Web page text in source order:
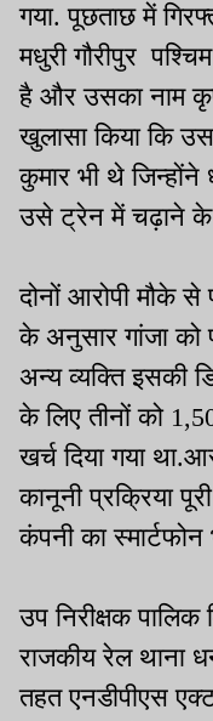
गया. पूछताछ में
मधुरी गौरीपुर
है और उसका नाम
खुलासा किया कि
कुमार भी थे
उसे ट्रेन में चढ़ाने के
दोनों आरोपी मौके
के अनुसार गांजा को
अन्य व्यक्ति इसकी
के लिए तीनों को
खर्च दिया गया
कानूनी प्रक्रिया
कंपनी का स्मार्टफोन
उप निरीक्षक
राजकीय रेल थाना
तहत एनडीपीएस